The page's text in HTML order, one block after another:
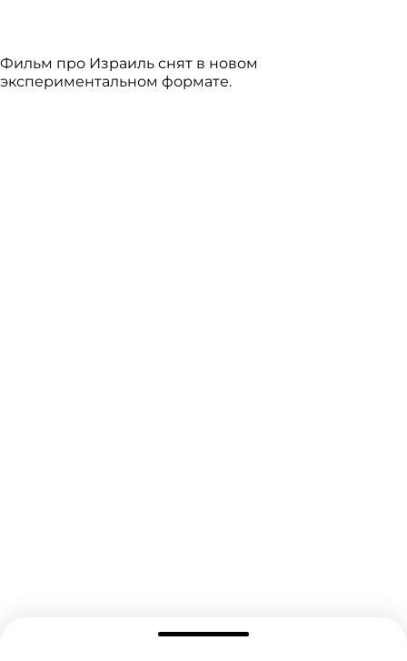
Фильм про Израиль снят в новом
экспериментальном формате.